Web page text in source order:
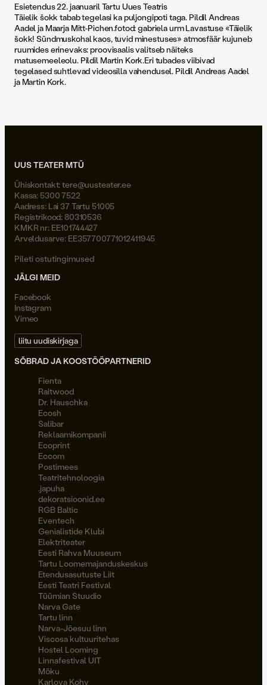
Esietendus 22. jaanuaril Tartu Uues Teatris
Täielik šokk tabab tegelasi ka puljongipoti taga. Pildil Andreas
Aadel ja Maarja Mitt-Pichen.fotod: gabriela urm Lavastuse «Täielik
šokk! Sündmuskohal kaos, tuvid minestuses» atmosfäär kujuneb
ruumides erinevaks: proovisaalis valitseb näiteks
matusemeeleolu. Pildil Martin Kork.Eri tubades viibivad
tegelased suhtlevad videosilla vahendusel. Pildil Andreas Aadel
ja Martin Kork.
UUS TEATER MTÜ
Ühiskontakt:tere@uusteater.ee
Kassa: 5300 7522
Aadress: Lai 37 Tartu 51005
Registrikood: 80310536
KMKR nr: EE101744427
Arveldusarve: EE357700771012411945
Pileti ostutingimused
JÄLGI MEID
Facebook
Instagram
Vimeo
liitu uudiskirjaga
SÕBRAD JA KOOSTÖÖPARTNERID
Fienta
Raitwood
Dr. Hauschka
Ecosh
Salibar
Reklaamikompanii
Ecoprint
Eccom
Postimees
Teatritehnoloogia
.japuha
dekoratsioonid.ee
RGB Baltic
Eventech
Genialistide Klubi
Elektriteater
Eesti Rahva Muuseum
Tartu Loomemajanduskeskus
Etendusasutuste Liit
Eesti Teatri Festival
Tüümian Stuudio
Narva Gate
Tartu linn
Narva-Jõesuu linn
Viscosa kultuuritehas
Hostel Looming
Linnafestival UIT
Möku
Karlova Kohv